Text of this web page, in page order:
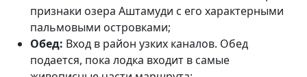
признаки озера Аштамуди с его характерными
пальмовыми островками;
Обед: Вход в район узких каналов. Обед
подается, пока лодка входит в самые